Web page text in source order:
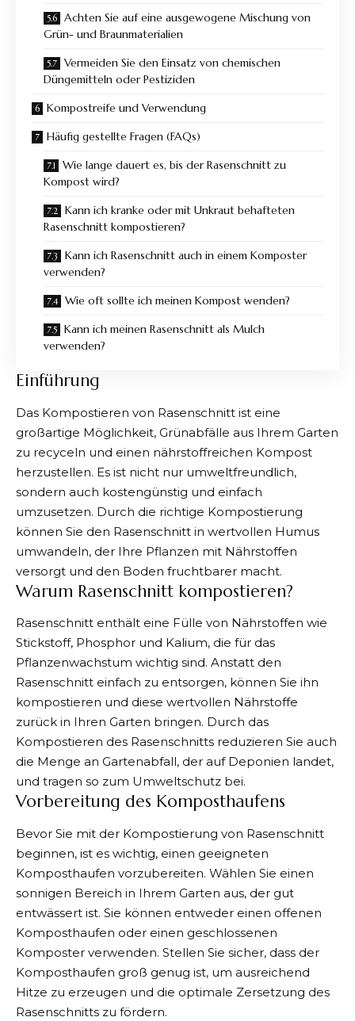
Achten Sie auf eine ausgewogene Mischung von
Grün- und Braunmaterialien
Vermeiden Sie den Einsatz von chemischen
Düngemitteln oder Pestiziden
Kompostreife und Verwendung
Häufig gestellte Fragen (FAQs)
Wie lange dauert es, bis der Rasenschnitt zu
Kompost wird?
Kann ich kranke oder mit Unkraut behafteten
Rasenschnitt kompostieren?
Kann ich Rasenschnitt auch in einem Komposter
verwenden?
Wie oft sollte ich meinen Kompost wenden?
Kann ich meinen Rasenschnitt als Mulch
verwenden?
Einführung
Das Kompostieren von Rasenschnitt ist eine
großartige Möglichkeit, Grünabfälle aus Ihrem Garten
zu recyceln und einen nährstoffreichen Kompost
herzustellen. Es ist nicht nur umweltfreundlich,
sondern auch kostengünstig und einfach
umzusetzen. Durch die richtige Kompostierung
können Sie den Rasenschnitt in wertvollen Humus
umwandeln, der Ihre Pflanzen mit Nährstoffen
versorgt und den Boden fruchtbarer macht.
Warum Rasenschnitt kompostieren?
Rasenschnitt enthält eine Fülle von Nährstoffen wie
Stickstoff, Phosphor und Kalium, die für das
Pflanzenwachstum wichtig sind. Anstatt den
Rasenschnitt einfach zu entsorgen, können Sie ihn
kompostieren und diese wertvollen Nährstoffe
zurück in Ihren Garten bringen. Durch das
Kompostieren des Rasenschnitts reduzieren Sie auch
die Menge an Gartenabfall, der auf Deponien landet,
und tragen so zum Umweltschutz bei.
Vorbereitung des Komposthaufens
Bevor Sie mit der Kompostierung von Rasenschnitt
beginnen, ist es wichtig, einen geeigneten
Komposthaufen vorzubereiten. Wählen Sie einen
sonnigen Bereich in Ihrem Garten aus, der gut
entwässert ist. Sie können entweder einen offenen
Komposthaufen oder einen geschlossenen
Komposter verwenden. Stellen Sie sicher, dass der
Komposthaufen groß genug ist, um ausreichend
Hitze zu erzeugen und die optimale Zersetzung des
Rasenschnitts zu fördern.